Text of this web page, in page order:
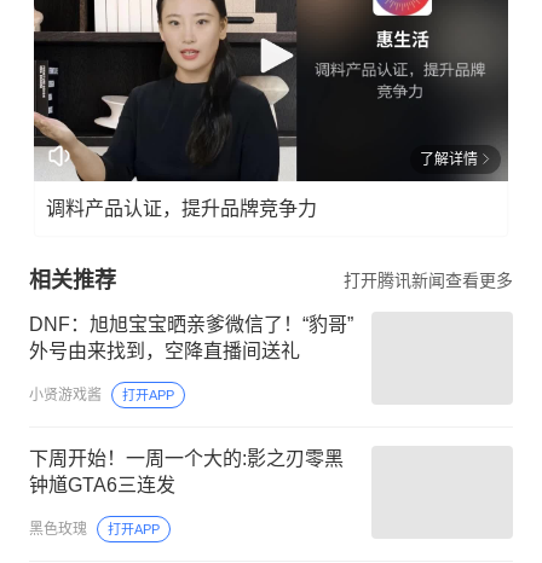
了解详情
调料产品认证，提升品牌竞争力
相关推荐 打开腾讯新闻查看更多
DNF：旭旭宝宝晒亲爹微信了！“豹哥”
外号由来找到，空降直播间送礼
小贤游戏酱 打开APP
下周开始！一周一个大的:影之刃零黑
钟馗GTA6三连发
黑色玫瑰 打开APP